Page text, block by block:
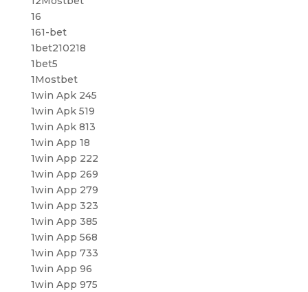
16
161-bet
1bet210218
1bet5
1Mostbet
1win Apk 245
1win Apk 519
1win Apk 813
1win App 18
1win App 222
1win App 269
1win App 279
1win App 323
1win App 385
1win App 568
1win App 733
1win App 96
1win App 975